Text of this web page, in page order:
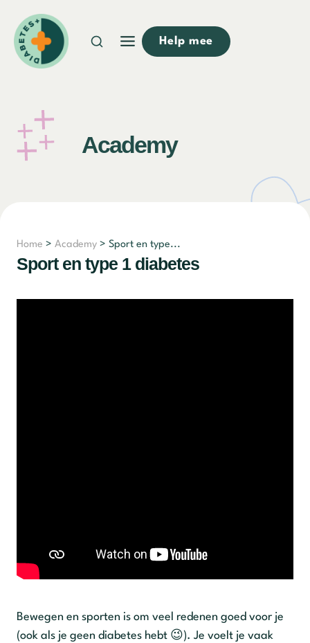
naar
inhoud
Help mee
Academy
Home > Academy > Sport en type...
Sport en type 1 diabetes
Bewegen en sporten is om veel redenen goed voor je
(ook als je geen diabetes hebt 😉). Je voelt je vaak